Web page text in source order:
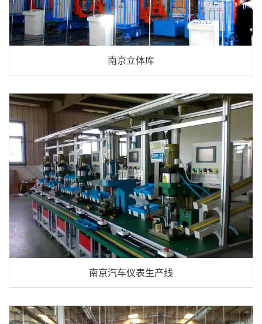
南京立体库
南京汽车仪表生产线